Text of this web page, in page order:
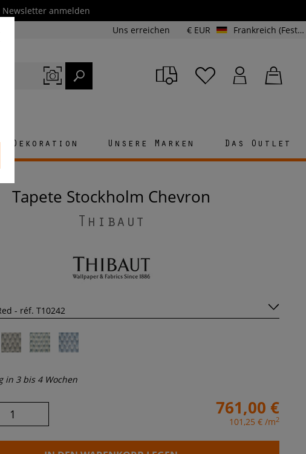
anmelden
Uns erreichen € EUR Frankreich (Festland und Korsika)
Dekoration Unsere Marken Das Outlet
Tapete Stockholm Chevron
Thibaut
in 3 bis 4 Wochen
761,00 €
101,25 € /m2